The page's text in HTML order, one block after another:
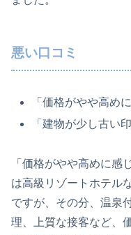
悪い口コミ
「価格がやや高め
「建物が少し古い
「価格がやや高めに感
は高級リゾートホテル
ですが、その分、温泉
理、上質な接客など、